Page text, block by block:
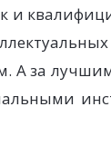
и
А за